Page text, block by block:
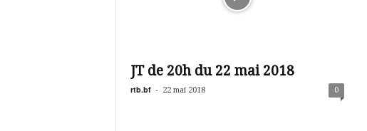
JT de 20h du 22 mai 2018
rtb.bf - 22 mai 2018 0